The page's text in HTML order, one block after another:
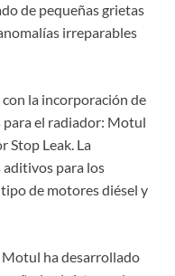
de pequeñas grietas
irreparables
la incorporación de
para el radiador: Motul
Stop Leak. La
para los
de motores diésel y
Motul ha desarrollado